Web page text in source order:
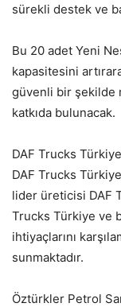
sürekli destek ve
Bu 20 adet Yeni
kapasitesini
güvenli bir şekilde
katkıda bulunacak.
DAF Trucks
DAF Trucks
lider üreticisi DAF
Trucks Türkiye ve
ihtiyaçlarını
sunmaktadır.
Öztürkler Petrol